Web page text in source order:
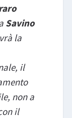
Savino
la
il
non a
il